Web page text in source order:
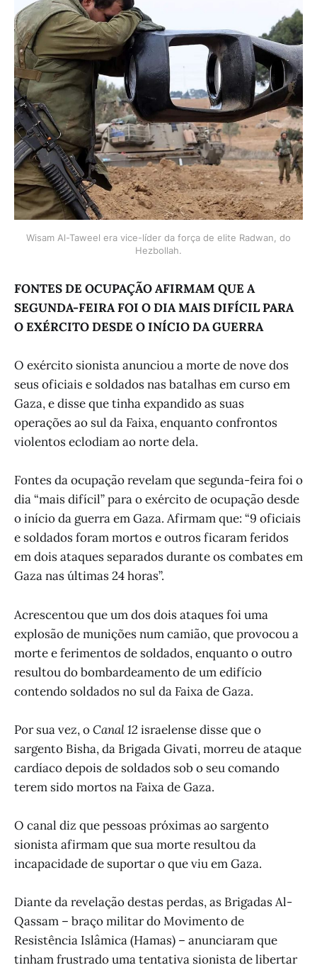
Wisam Al-Taweel era vice-líder da força de elite Radwan, do
Hezbollah.
FONTES DE OCUPAÇÃO AFIRMAM QUE A
SEGUNDA-FEIRA FOI O DIA MAIS DIFÍCIL PARA
O EXÉRCITO DESDE O INÍCIO DA GUERRA
O exército sionista anunciou a morte de nove dos
seus oficiais e soldados nas batalhas em curso em
Gaza, e disse que tinha expandido as suas
operações ao sul da Faixa, enquanto confrontos
violentos eclodiam ao norte dela.
Fontes da ocupação revelam que segunda-feira foi o
dia “mais difícil” para o exército de ocupação desde
o início da guerra em Gaza. Afirmam que: “9 oficiais
e soldados foram mortos e outros ficaram feridos
em dois ataques separados durante os combates em
Gaza nas últimas 24 horas”.
Acrescentou que um dos dois ataques foi uma
explosão de munições num camião, que provocou a
morte e ferimentos de soldados, enquanto o outro
resultou do bombardeamento de um edifício
contendo soldados no sul da Faixa de Gaza.
Por sua vez, oCanal 12 israelense disse que o
sargento Bisha, da Brigada Givati, morreu de ataque
cardíaco depois de soldados sob o seu comando
terem sido mortos na Faixa de Gaza.
O canal diz que pessoas próximas ao sargento
sionista afirmam que sua morte resultou da
incapacidade de suportar o que viu em Gaza.
Diante da revelação destas perdas, as Brigadas Al-
Qassam – braço militar do Movimento de
Resistência Islâmica (Hamas) – anunciaram que
tinham frustrado uma tentativa sionista de libertar